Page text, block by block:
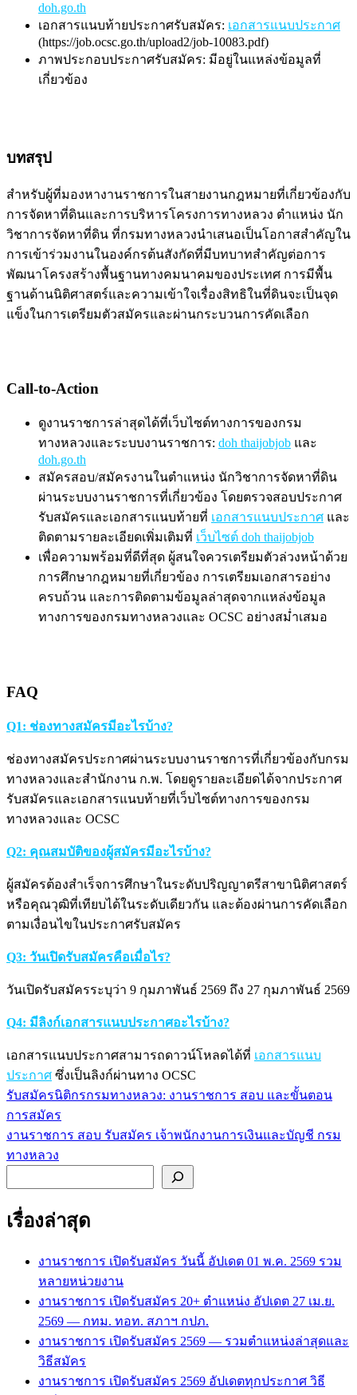
doh.go.th
เอกสารแนบท้ายประกาศรับสมัคร: เอกสารแนบประกาศ
(https://job.ocsc.go.th/upload2/job-10083.pdf)
ภาพประกอบประกาศรับสมัคร: มีอยู่ในแหล่งข้อมูลที่
เกี่ยวข้อง
บทสรุป
สำหรับผู้ที่มองหางานราชการในสายงานกฎหมายที่เกี่ยวข้องกับ
การจัดหาที่ดินและการบริหารโครงการทางหลวง ตำแหน่ง นัก
วิชาการจัดหาที่ดิน ที่กรมทางหลวงนำเสนอเป็นโอกาสสำคัญใน
การเข้าร่วมงานในองค์กรต้นสังกัดที่มีบทบาทสำคัญต่อการ
พัฒนาโครงสร้างพื้นฐานทางคมนาคมของประเทศ การมีพื้น
ฐานด้านนิติศาสตร์และความเข้าใจเรื่องสิทธิในที่ดินจะเป็นจุด
แข็งในการเตรียมตัวสมัครและผ่านกระบวนการคัดเลือก
Call-to-Action
ดูงานราชการล่าสุดได้ที่เว็บไซต์ทางการของกรม
ทางหลวงและระบบงานราชการ: doh thaijobjob และ
doh.go.th
สมัครสอบ/สมัครงานในตำแหน่ง นักวิชาการจัดหาที่ดิน
ผ่านระบบงานราชการที่เกี่ยวข้อง โดยตรวจสอบประกาศ
รับสมัครและเอกสารแนบท้ายที่ เอกสารแนบประกาศ และ
ติดตามรายละเอียดเพิ่มเติมที่ เว็บไซต์ doh thaijobjob
เพื่อความพร้อมที่ดีที่สุด ผู้สนใจควรเตรียมตัวล่วงหน้าด้วย
การศึกษากฎหมายที่เกี่ยวข้อง การเตรียมเอกสารอย่าง
ครบถ้วน และการติดตามข้อมูลล่าสุดจากแหล่งข้อมูล
ทางการของกรมทางหลวงและ OCSC อย่างสม่ำเสมอ
FAQ
Q1: ช่องทางสมัครมีอะไรบ้าง?
ช่องทางสมัครประกาศผ่านระบบงานราชการที่เกี่ยวข้องกับกรม
ทางหลวงและสำนักงาน ก.พ. โดยดูรายละเอียดได้จากประกาศ
รับสมัครและเอกสารแนบท้ายที่เว็บไซต์ทางการของกรม
ทางหลวงและ OCSC
Q2: คุณสมบัติของผู้สมัครมีอะไรบ้าง?
ผู้สมัครต้องสำเร็จการศึกษาในระดับปริญญาตรีสาขานิติศาสตร์
หรือคุณวุฒิที่เทียบได้ในระดับเดียวกัน และต้องผ่านการคัดเลือก
ตามเงื่อนไขในประกาศรับสมัคร
Q3: วันเปิดรับสมัครคือเมื่อไร?
วันเปิดรับสมัครระบุว่า 9 กุมภาพันธ์ 2569 ถึง 27 กุมภาพันธ์ 2569
Q4: มีลิงก์เอกสารแนบประกาศอะไรบ้าง?
เอกสารแนบประกาศสามารถดาวน์โหลดได้ที่ เอกสารแนบ
ประกาศ ซึ่งเป็นลิงก์ผ่านทาง OCSC
แนะแนว
เรื่อง
รับสมัครนิติกรกรมทางหลวง: งานราชการ สอบ และขั้นตอน
การสมัคร
งานราชการ สอบ รับสมัคร เจ้าพนักงานการเงินและบัญชี กรม
ทางหลวง
เรื่องล่าสุด
งานราชการ เปิดรับสมัคร วันนี้ อัปเดต 01 พ.ค. 2569 รวม
หลายหน่วยงาน
งานราชการ เปิดรับสมัคร 20+ ตำแหน่ง อัปเดต 27 เม.ย.
2569 — กทม. ทอท. สภาฯ กปภ.
งานราชการ เปิดรับสมัคร 2569 — รวมตำแหน่งล่าสุดและ
วิธีสมัคร
งานราชการ เปิดรับสมัคร 2569 อัปเดตทุกประกาศ วิธี